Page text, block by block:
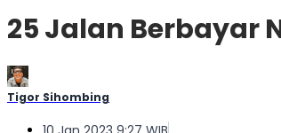
25 Jalan Berbayar
Tigor Sihombing